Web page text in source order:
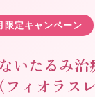
限定キャンペーン
いたるみ治
ィオラスレ